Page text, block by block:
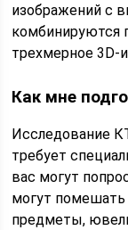
изображений с
комбинируются
трехмерное 3D-
Как мне
Исследование
требует
вас могут
могут помешать
предметы,